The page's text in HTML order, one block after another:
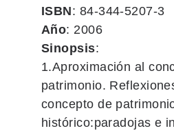
ISBN: 84-344-5207-3
Año: 2006
Sinopsis:
1.Aproximación al
patrimonio.
concepto de
histórico:paradojas e